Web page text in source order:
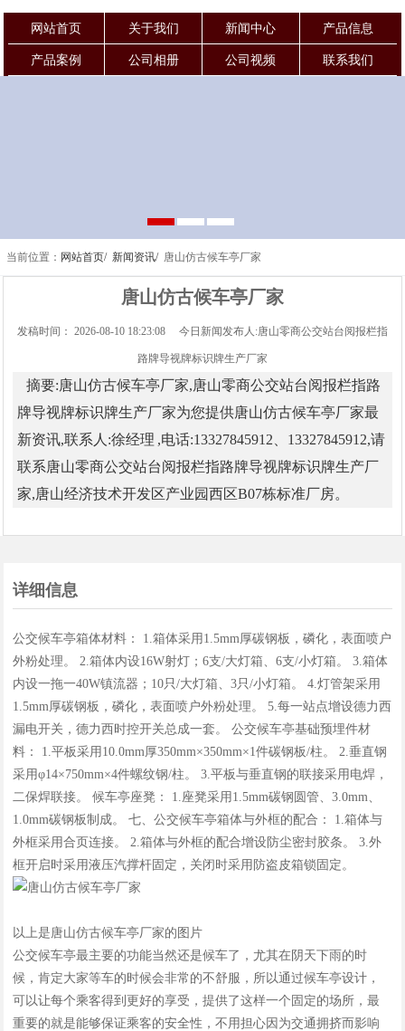
网站首页 关于我们 新闻中心 产品信息
产品案例 公司相册 公司视频 联系我们
当前位置： 网站首页/ 新闻资讯/ 唐山仿古候车亭厂家
唐山仿古候车亭厂家
发稿时间： 2026-08-10 18:23:08 今日新闻发布人:唐山零商公交站台阅报栏指
路牌导视牌标识牌生产厂家
摘要:唐山仿古候车亭厂家,唐山零商公交站台阅报栏指路
牌导视牌标识牌生产厂家为您提供唐山仿古候车亭厂家最
新资讯,联系人:徐经理 ,电话:13327845912、13327845912,请
联系唐山零商公交站台阅报栏指路牌导视牌标识牌生产厂
家,唐山经济技术开发区产业园西区B07栋标准厂房。
详细信息
公交候车亭箱体材料： 1.箱体采用1.5mm厚碳钢板，磷化，表面喷户
外粉处理。 2.箱体内设16W射灯；6支/大灯箱、6支/小灯箱。 3.箱体
内设一拖一40W镇流器；10只/大灯箱、3只/小灯箱。 4.灯管架采用
1.5mm厚碳钢板，磷化，表面喷户外粉处理。 5.每一站点增设德力西
漏电开关，德力西时控开关总成一套。 公交候车亭基础预埋件材
料： 1.平板采用10.0mm厚350mm×350mm×1件碳钢板/柱。 2.垂直钢
采用φ14×750mm×4件螺纹钢/柱。 3.平板与垂直钢的联接采用电焊，
二保焊联接。 候车亭座凳： 1.座凳采用1.5mm碳钢圆管、3.0mm、
1.0mm碳钢板制成。 七、公交候车亭箱体与外框的配合： 1.箱体与
外框采用合页连接。 2.箱体与外框的配合增设防尘密封胶条。 3.外
框开启时采用液压汽撑杆固定，关闭时采用防盗皮箱锁固定。
以上是唐山仿古候车亭厂家的图片
公交候车亭最主要的功能当然还是候车了，尤其在阴天下雨的时
候，肯定大家等车的时候会非常的不舒服，所以通过候车亭设计，
可以让每个乘客得到更好的享受，提供了这样一个固定的场所，最
重要的就是能够保证乘客的安全性，不用担心因为交通拥挤而影响